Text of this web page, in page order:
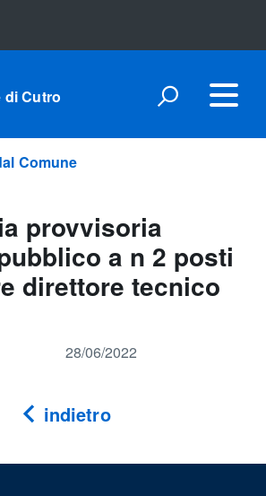
di Cutro
Comune
provvisoria
a n 2 posti
direttore tecnico
28/06/2022
indietro